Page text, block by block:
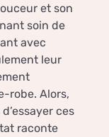
et son
soin de
avec
leur
robe. Alors,
ces
raconte